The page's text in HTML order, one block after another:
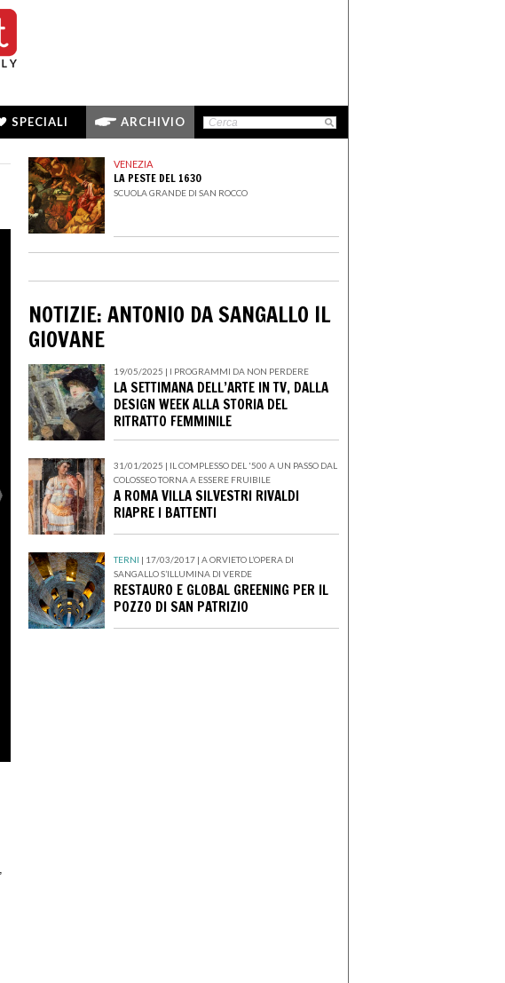
SPECIALI ARCHIVIO
VENEZIA
LA PESTE DEL 1630
SCUOLA GRANDE DI SAN ROCCO
NOTIZIE: ANTONIO DA SANGALLO IL
GIOVANE
19/05/2025 | I PROGRAMMI DA NON PERDERE
LA SETTIMANA DELL’ARTE IN TV, DALLA
DESIGN WEEK ALLA STORIA DEL
RITRATTO FEMMINILE
31/01/2025 | IL COMPLESSO DEL '500 A UN PASSO DAL
COLOSSEO TORNA A ESSERE FRUIBILE
A ROMA VILLA SILVESTRI RIVALDI
RIAPRE I BATTENTI
TERNI | 17/03/2017 | A ORVIETO L’OPERA DI
SANGALLO S’ILLUMINA DI VERDE
RESTAURO E GLOBAL GREENING PER IL
POZZO DI SAN PATRIZIO